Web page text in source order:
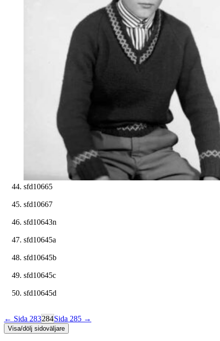
sfd10665
sfd10667
sfd10643n
sfd10645a
sfd10645b
sfd10645c
sfd10645d
← Sida 283284Sida 285 →
Visa/dölj sidoväljare